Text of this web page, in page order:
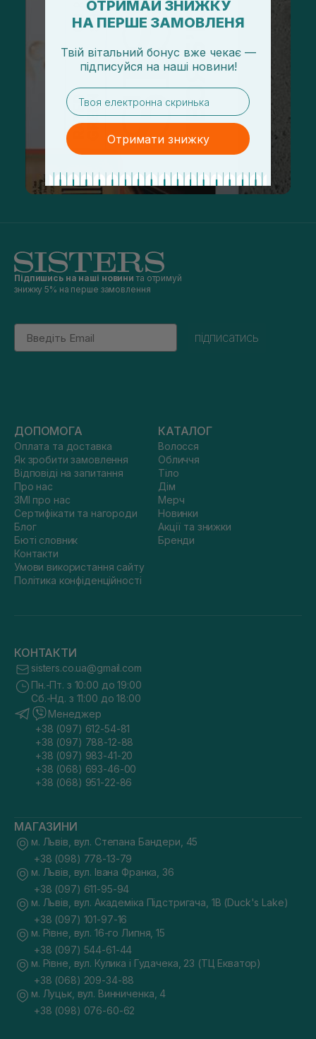
Підпишись на наші новини та отримуй
знижку 5% на перше замовлення
Email
підписатись
ДОПОМОГА
Оплата та доставка
Як зробити замовлення
Відповіді на запитання
Про нас
ЗМІ про нас
Сертифікати та нагороди
Блог
Бюті словник
Контакти
Умови використання сайту
Політика конфіденційності
КАТАЛОГ
Волосся
Обличчя
Тіло
Дім
Мерч
Новинки
Акції та знижки
Бренди
КОНТАКТИ
sisters.co.ua@gmail.com
Пн.-Пт. з 10:00 до 19:00
Сб.-Нд. з 11:00 до 18:00
Менеджер
+38 (097) 612-54-81
+38 (097) 788-12-88
+38 (097) 983-41-20
+38 (068) 693-46-00
+38 (068) 951-22-86
МАГАЗИНИ
м. Львів, вул. Степана Бандери, 45
+38 (098) 778-13-79
м. Львів, вул. Івана Франка, 36
+38 (097) 611-95-94
м. Львів, вул. Академіка Підстригача, 1В (Duck's Lake)
+38 (097) 101-97-16
м. Рівне, вул. 16-го Липня, 15
+38 (097) 544-61-44
м. Рівне, вул. Кулика і Гудачека, 23 (ТЦ Екватор)
+38 (068) 209-34-88
м. Луцьк, вул. Винниченка, 4
+38 (098) 076-60-62
ОТРИМАЙ ЗНИЖКУ
НА ПЕРШЕ ЗАМОВЛЕНЯ
Твій вітальний бонус вже чекає —
підписуйся на наші новини!
email
Отримати знижку